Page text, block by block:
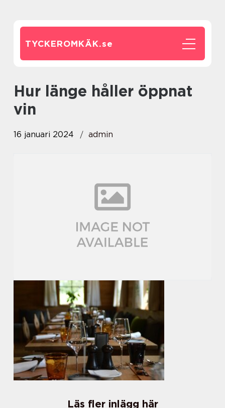
TYCKEROMKÄK.se
hur länge håller öppnat
vin
16 januari 2024 admin
Läs fler inlägg här